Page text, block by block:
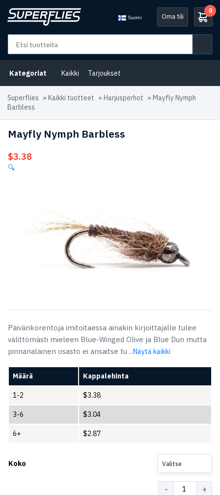
Suomi Oma tili
0
Kategoriat Kaikki Tarjoukset
Superflies » Kaikki tuotteet » Harjusperhot » Mayfly Nymph
Barbless
Mayfly Nymph Barbless
$3.38
🔍
Päivänkorentoja imitoitaessa ainakin kirjoittajalle tulee
välittömästi mieleen Blue-Winged Olive ja Blue Dun mutta
pinnanalainen osasto ei ansaitse tu ...Näytä kaikki
Määrä Kappalehinta
1-2 $3.38
3-6 $3.04
6+ $2.87
Koko Valitse